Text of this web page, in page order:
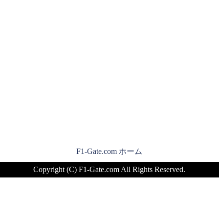
F1-Gate.com ホーム
Copyright (C) F1-Gate.com All Rights Reserved.